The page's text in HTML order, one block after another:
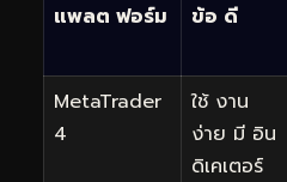
แพลต ฟอร์ม
ข้อ ดี
MetaTrader
4
ใช้ งาน
ง่าย มี อิน
ดิเคเตอร์